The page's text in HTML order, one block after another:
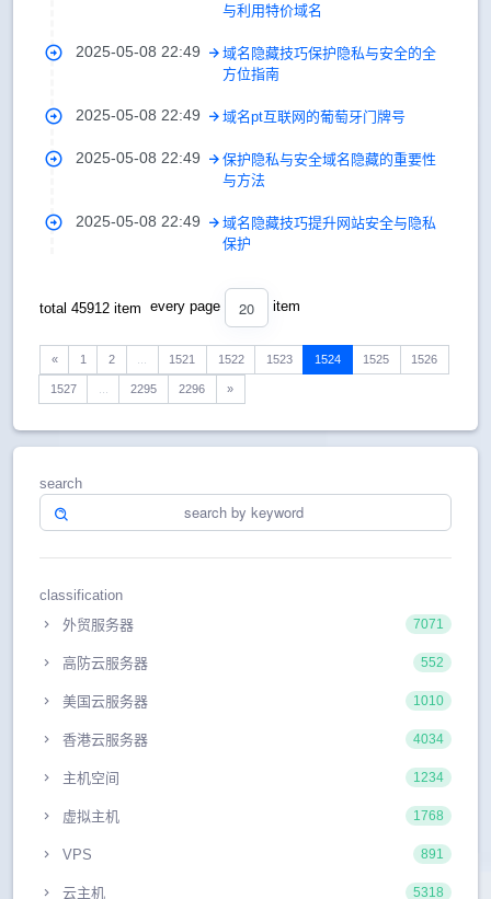
与利用特价域名
2025-05-08 22:49
域名隐藏技巧保护隐私与安全的全
方位指南
2025-05-08 22:49 域名pt互联网的葡萄牙门牌号
2025-05-08 22:49
保护隐私与安全域名隐藏的重要性
与方法
2025-05-08 22:49
域名隐藏技巧提升网站安全与隐私
保护
total 45912 item every page 20 item
« 1 2 1521 1522 1523 1524 1525 1526
1527 2295 2296 »
search
classification
外贸服务器
7071
高防云服务器 552
美国云服务器 1010
香港云服务器 4034
主机空间 1234
虚拟主机 1768
VPS 891
云主机 5318